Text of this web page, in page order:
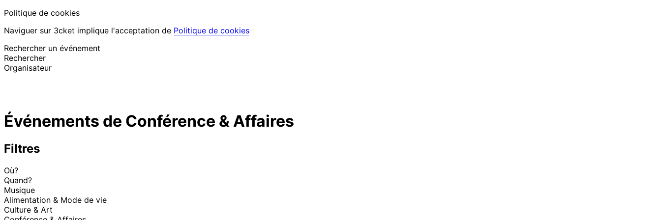
Politique de cookies
Naviguer sur 3cket implique l'acceptation de Politique de cookies
Rechercher un événement
Rechercher
Organisateur
Assistance au participantJ’ai perdu mon billet
Événements de Conférence & Affaires
Filtres
Où?
Quand?
Musique
Alimentation & Mode de vie
Culture & Art